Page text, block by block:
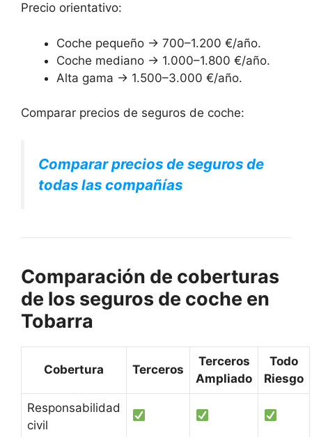
Precio orientativo:
Coche pequeño → 700–1.200 €/año.
Coche mediano → 1.000–1.800 €/año.
Alta gama → 1.500–3.000 €/año.
Comparar precios de seguros de coche:
Comparar precios de seguros de
todas las compañías
Comparación de coberturas
de los seguros de coche en
Tobarra
Cobertura Terceros
Terceros
Ampliado
Todo
Riesgo
Responsabilidad
civil